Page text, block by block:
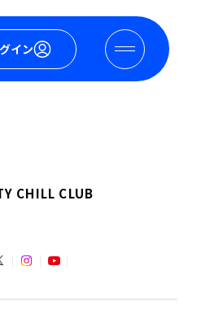
イン
CHILL CLUB